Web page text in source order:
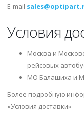
E-mail
Условия
Москва и
рейсовых
МО Балашиха и
Более подробную
«Условия доставки»